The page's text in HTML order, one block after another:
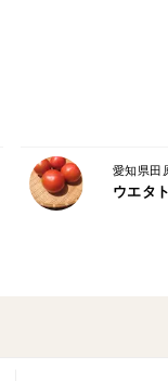
愛知県田
ウエタ